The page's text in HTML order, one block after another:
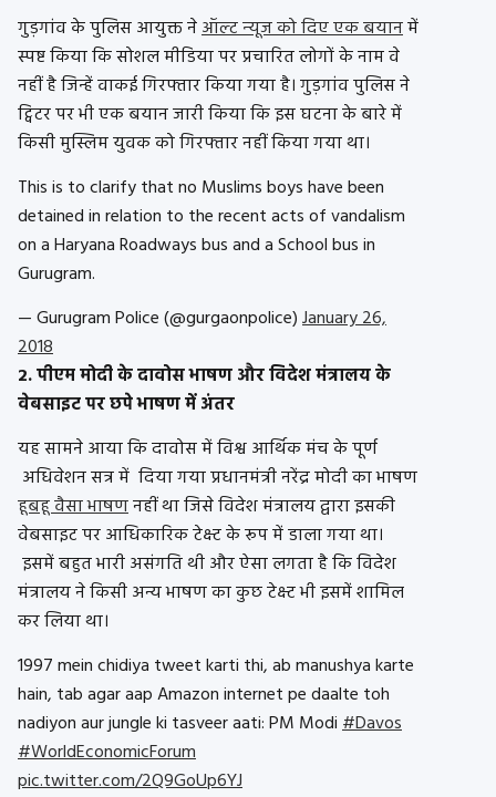
गुड़गांव के पुलिस आयुक्त नेऑल्‍ट न्‍यूज को दिए एक बयानमें
स्पष्ट किया कि सोशल मीडिया पर प्रचारित लोगों के नाम वे
नहीं है जिन्हें वाकई गिरफ्तार किया गया है। गुड़गांव पुलिस ने
ट्विटर पर भी एक बयान जारी किया कि इस घटना के बारे में
किसी मुस्लिम युवक को गिरफ्तार नहीं किया गया था।
This is to clarify that no Muslims boys have been
detained in relation to the recent acts of vandalism
on a Haryana Roadways bus and a School bus in
Gurugram.
— Gurugram Police (@gurgaonpolice)January 26,
2018
2. पीएम मोदी के दावोस भाषण और विदेश मंत्रालय के
वेबसाइट पर छपे भाषण में अंतर
यह सामने आया कि दावोस में विश्व आर्थिक मंच के पूर्ण
अधिवेशन सत्र में दिया गया प्रधानमंत्री नरेंद्र मोदी का भाषण
हूबहू वैसा भाषणनहीं था जिसे विदेश मंत्रालय द्वारा इसकी
वेबसाइट पर आधिकारिक टेक्स्ट के रूप में डाला गया था।
इसमें बहुत भारी असंगति थी और ऐसा लगता है कि विदेश
मंत्रालय ने किसी अन्य भाषण का कुछ टेक्स्ट भी इसमें शामिल
कर लिया था।
1997 mein chidiya tweet karti thi, ab manushya karte
hain, tab agar aap Amazon internet pe daalte toh
nadiyon aur jungle ki tasveer aati: PM Modi#Davos
#WorldEconomicForum
pic.twitter.com/2Q9GoUp6YJ